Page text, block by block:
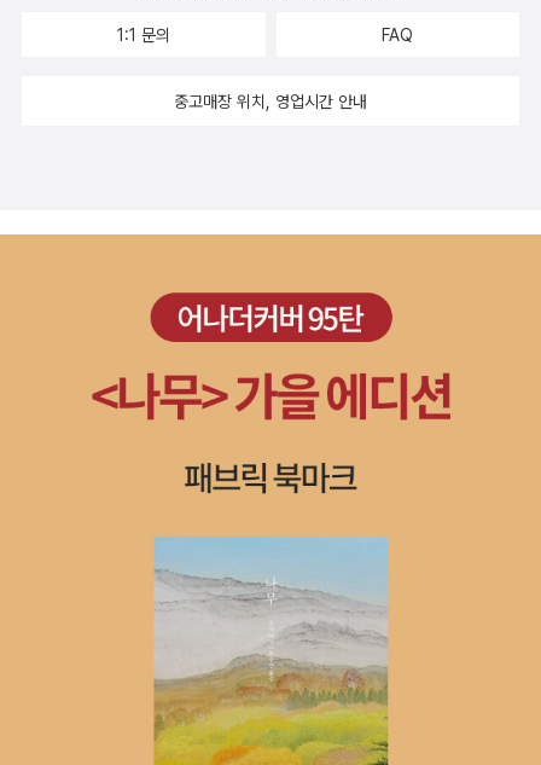
1:1 문의 FAQ
중고매장 위치, 영업시간 안내